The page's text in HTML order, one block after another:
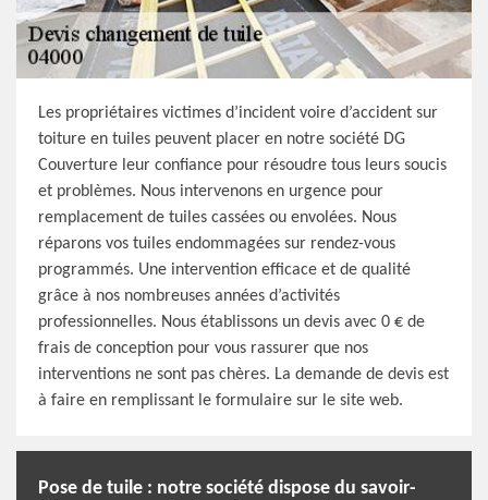
Les propriétaires victimes d’incident voire d’accident sur
toiture en tuiles peuvent placer en notre société DG
Couverture leur confiance pour résoudre tous leurs soucis
et problèmes. Nous intervenons en urgence pour
remplacement de tuiles cassées ou envolées. Nous
réparons vos tuiles endommagées sur rendez-vous
programmés. Une intervention efficace et de qualité
grâce à nos nombreuses années d’activités
professionnelles. Nous établissons un devis avec 0 € de
frais de conception pour vous rassurer que nos
interventions ne sont pas chères. La demande de devis est
à faire en remplissant le formulaire sur le site web.
Pose de tuile : notre société dispose du savoir-